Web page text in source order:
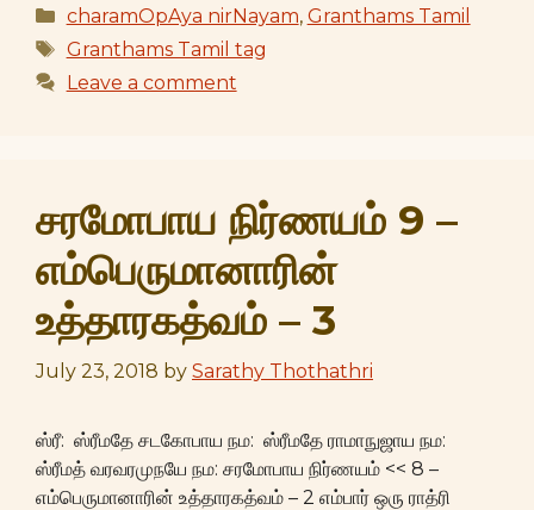
Categories
charamOpAya nirNayam, Granthams Tamil
Tags
Granthams Tamil tag
Leave a comment
சரமோபாய நிர்ணயம் 9 –
எம்பெருமானாரின்
உத்தாரகத்வம் – 3
July 23, 2018 by Sarathy Thothathri
ஸ்ரீ: ஸ்ரீமதே சடகோபாய நம: ஸ்ரீமதே ராமாநுஜாய நம:
ஸ்ரீமத் வரவரமுநயே நம: சரமோபாய நிர்ணயம் << 8 –
எம்பெருமானாரின் உத்தாரகத்வம் – 2 எம்பார் ஒரு ராத்ரி